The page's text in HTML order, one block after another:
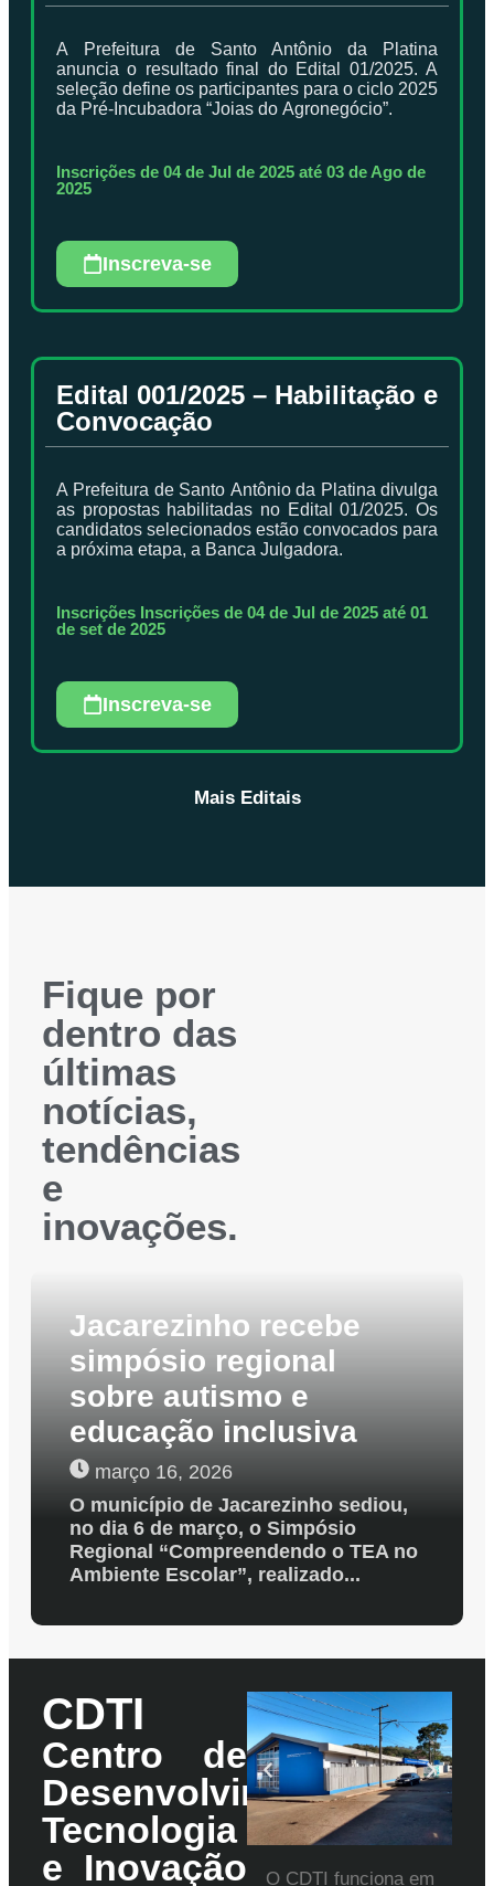
A Prefeitura de Santo Antônio da Platina
anuncia o resultado final do Edital 01/2025. A
seleção define os participantes para o ciclo 2025
da Pré-Incubadora “Joias do Agronegócio”.
Inscrições de 04 de Jul de 2025 até 03 de Ago de
2025
Inscreva-se
Edital 001/2025 – Habilitação e
Convocação
A Prefeitura de Santo Antônio da Platina divulga
as propostas habilitadas no Edital 01/2025. Os
candidatos selecionados estão convocados para
a próxima etapa, a Banca Julgadora.
Inscrições Inscrições de 04 de Jul de 2025 até 01
de set de 2025
Inscreva-se
Mais Editais
Fique por
dentro das
últimas
notícias,
tendências
e
inovações.
Jacarezinho recebe
simpósio regional
sobre autismo e
educação inclusiva
março 16, 2026
O município de Jacarezinho sediou,
no dia 6 de março, o Simpósio
Regional “Compreendendo o TEA no
Ambiente Escolar”, realizado...
CDTI
Centro de
Desenvolvimento,
Tecnologia
e Inovação
O CDTI funciona em